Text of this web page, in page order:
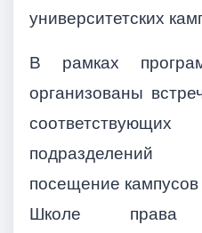
университетских
В рамках
организованы
подразделений
посещение
Школе права